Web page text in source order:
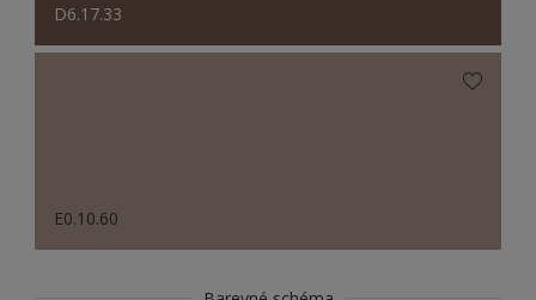
D6.17.33
E0.10.60